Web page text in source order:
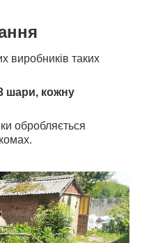
виробників таких
шари, кожну
обробляється